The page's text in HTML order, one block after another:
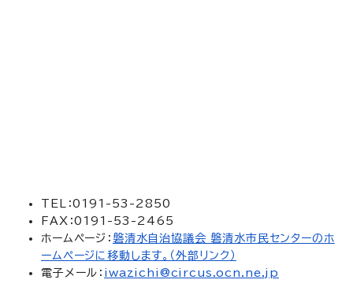
TEL：0191-53-2850
FAX：0191-53-2465
ホームページ： 磐清水自治協議会 磐清水市民センターのホ
ームページに移動します。（外部リンク）
電子メール： iwazichi@circus.ocn.ne.jp